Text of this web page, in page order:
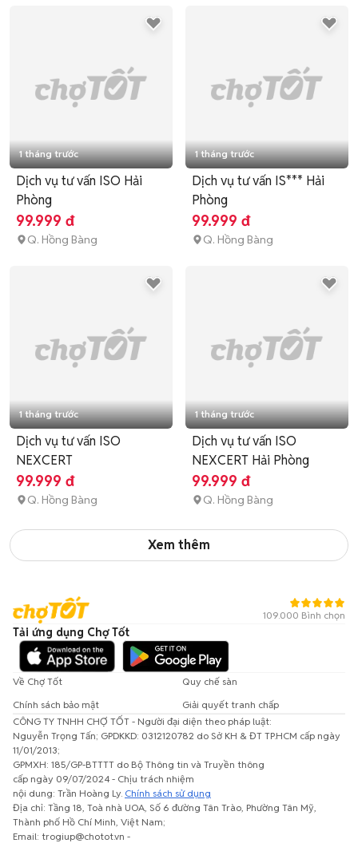
1 tháng trước
Dịch vụ tư vấn ISO Hải
Phòng
99.999 đ
Q. Hồng Bàng
1 tháng trước
Dịch vụ tư vấn IS*** Hải
Phòng
99.999 đ
Q. Hồng Bàng
1 tháng trước
Dịch vụ tư vấn ISO
NEXCERT
99.999 đ
Q. Hồng Bàng
1 tháng trước
Dịch vụ tư vấn ISO
NEXCERT Hải Phòng
99.999 đ
Q. Hồng Bàng
Xem thêm
109.000 Bình chọn
Tải ứng dụng Chợ Tốt
Về Chợ Tốt
Quy chế sàn
Chính sách bảo mật
Giải quyết tranh chấp
CÔNG TY TNHH CHỢ TỐT - Người đại diện theo pháp luật:
Nguyễn Trọng Tấn; GPDKKD: 0312120782 do Sở KH & ĐT TP.HCM cấp ngày
11/01/2013;
GPMXH: 185/GP-BTTTT do Bộ Thông tin và Truyền thông
cấp ngày 09/07/2024 - Chịu trách nhiệm
nội dung: Trần Hoàng Ly. Chính sách sử dụng
Địa chỉ: Tầng 18, Toà nhà UOA, Số 6 đường Tân Trào, Phường Tân Mỹ,
Thành phố Hồ Chí Minh, Việt Nam;
Email: trogiup@chotot.vn -